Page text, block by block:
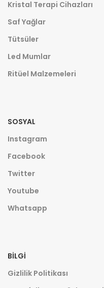
Kristal Terapi Cihazları
Saf Yağlar
Tütsüler
Led Mumlar
Ritüel Malzemeleri
SOSYAL
Instagram
Facebook
Twitter
Youtube
Whatsapp
BILGI
Gizlilik Politikası